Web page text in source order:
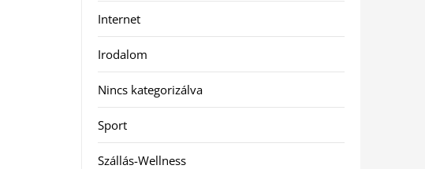
Internet
Irodalom
Nincs kategorizálva
Sport
Szállás-Wellness